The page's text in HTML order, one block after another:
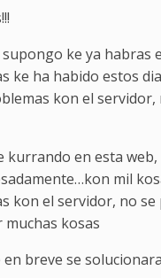
supongo ke ya habras
ke ha habido estos
kon el
kurrando en esta web,
mil
kon el servidor, no
muchas kosas
breve se